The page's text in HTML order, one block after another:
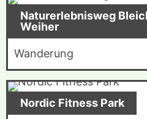
Nordic Fitness Park
Naturerlebnisweg
Weiher
Wanderung